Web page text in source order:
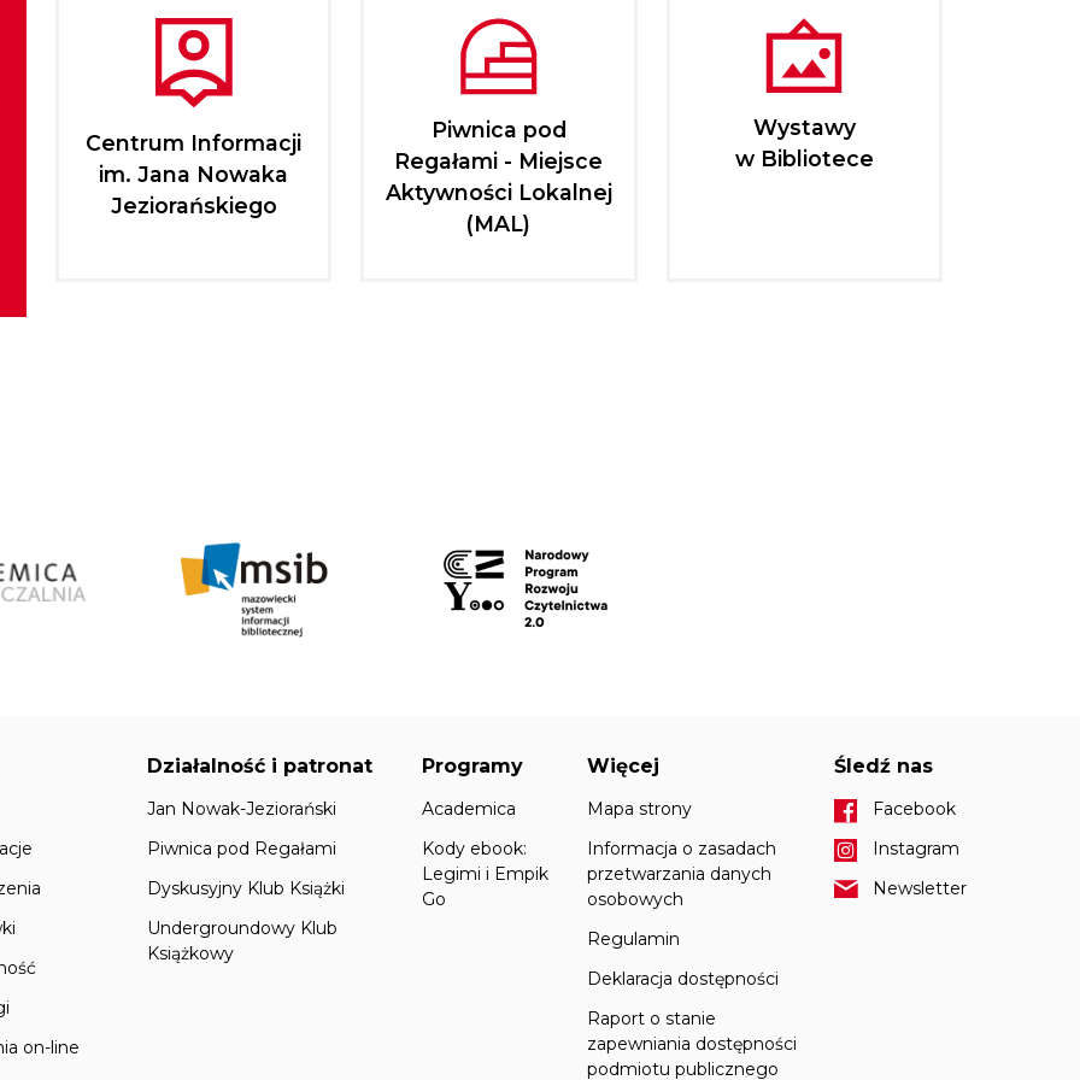
Centrum Informacji
im. Jana Nowaka
Jeziorańskiego
Piwnica pod
Regałami - Miejsce
Aktywności Lokalnej
(MAL)
Wystawy
w Bibliotece
on-line
Działalność i patronat
Jan Nowak-Jeziorański
Piwnica pod Regałami
Dyskusyjny Klub Książki
Undergroundowy Klub
Książkowy
Programy
Academica
Kody ebook:
Legimi i Empik
Go
Więcej
Mapa strony
Informacja o zasadach
przetwarzania danych
osobowych
Regulamin
Deklaracja dostępności
Raport o stanie
zapewniania dostępności
podmiotu publicznego
Śledź nas
Facebook
Instagram
Newsletter